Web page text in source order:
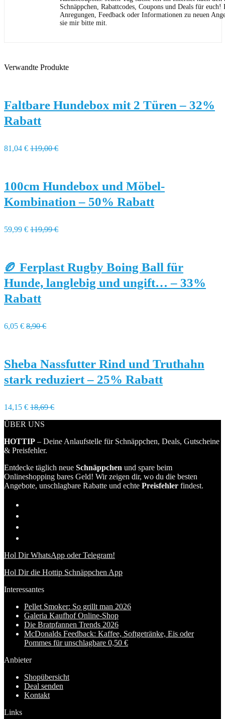
Schnäppchen, Rabattcodes, Coupons und Deals für euch!
Anregungen, Feedback oder Informationen zu neuen
sie mir bitte mit.
Verwandte Produkte
Faltbare Hundebox mit 2 Türen – 32%
Rabatt
81,04 € 119,00 €
100cm Hundebox und Möbel-
Kombination – 50% Rabatt
59,99 € 119,99 €
🏉 Ferplast Rugby Boing Ball für
Hunde, langlebig und ungift… – 33%
Rabatt
6,05 € 8,90 €
Sheba Nassfutter Rind und Truthahn
stark reduziert – 25% Rabatt
14,15 € 18,69 €
ÜBER UNS
HOTTIP – Deine Anlaufstelle für Schnäppchen, Deals, Gutscheine
& Preisfehler.
Entdecke täglich neue Schnäppchen und spare beim
Onlineshopping bares Geld! Wir zeigen dir, wo du die besten
Angebote, unschlagbare Rabatte und echte Preisfehler findest.
Hol Dir WhatsApp oder Telegram!
Hol Dir die Hottip Schnäppchen App
Interessantes
Pellet Smoker: So grillt man 2026
Galeria Kaufhof Online-Shop
Die Bratpfannen Trends 2026
McDonalds Feedback: Kaffee, Softgetränke, Eis oder
Pommes für unschlagbare 0,50 €
Anbieter
Shopübersicht
Deal senden
Kontakt
Links